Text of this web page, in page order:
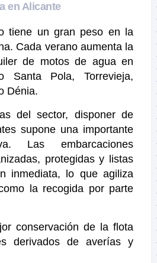
en Alicante
tiene un gran peso en la
Cada verano aumenta la
de motos de agua en
Santa Pola, Torrevieja,
Dénia.
del sector, disponer de
supone una importante
Las embarcaciones
protegidas y listas
inmediata, lo que agiliza
la recogida por parte
conservación de la flota
derivados de averías y